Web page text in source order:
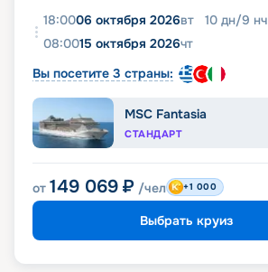
18:0006 октября 2026вт 10 дн/9 нч
08:0015 октября 2026чт
Вы посетите 3 страны:
MSC Fantasia
СТАНДАРТ
от 149 069 ₽ /чел +1 000
Выбрать круиз